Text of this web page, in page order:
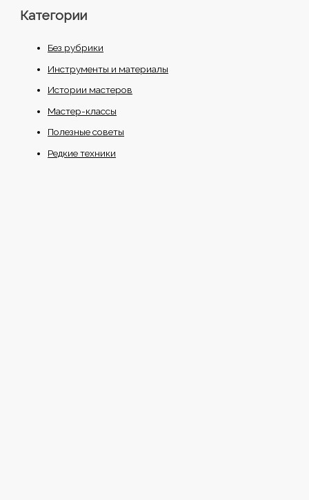
Категории
Без рубрики
Инструменты и материалы
Истории мастеров
Мастер-классы
Полезные советы
Редкие техники